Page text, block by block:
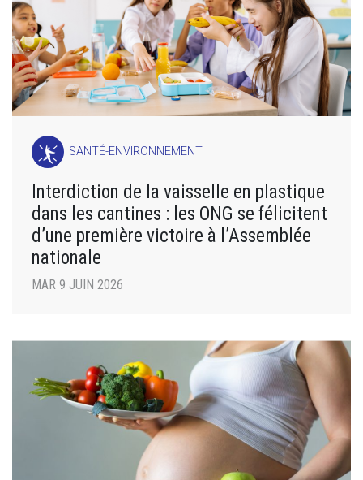
SANTÉ-ENVIRONNEMENT
Interdiction de la vaisselle en plastique
dans les cantines : les ONG se félicitent
d’une première victoire à l’Assemblée
nationale
MAR 9 JUIN 2026